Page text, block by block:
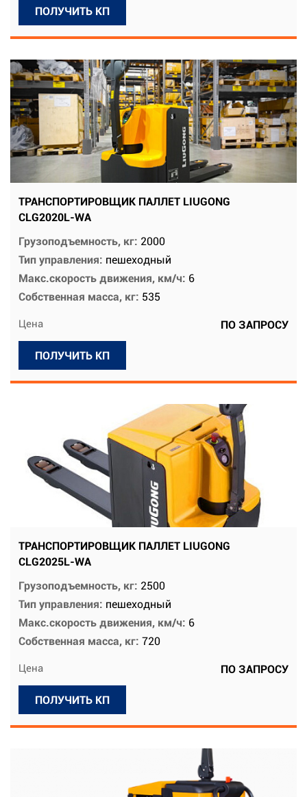
ПОЛУЧИТЬ КП
ТРАНСПОРТИРОВЩИК ПАЛЛЕТ LIUGONG
CLG2020L-WA
Грузоподъемность, кг: 2000
Тип управления: пешеходный
Макс.скорость движения, км/ч: 6
Собственная масса, кг: 535
Цена ПО ЗАПРОСУ
ПОЛУЧИТЬ КП
ТРАНСПОРТИРОВЩИК ПАЛЛЕТ LIUGONG
CLG2025L-WA
Грузоподъемность, кг: 2500
Тип управления: пешеходный
Макс.скорость движения, км/ч: 6
Собственная масса, кг: 720
Цена ПО ЗАПРОСУ
ПОЛУЧИТЬ КП